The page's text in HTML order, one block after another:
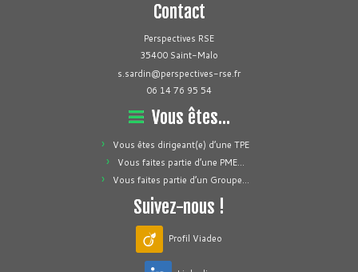
Contact
Perspectives RSE
35400 Saint-Malo
s.sardin@perspectives-rse.fr
06 14 76 95 54
Vous êtes…
Vous êtes dirigeant(e) d’une TPE
Vous faites partie d’une PME…
Vous faites partie d’un Groupe…
Suivez-nous !
Profil Viadeo